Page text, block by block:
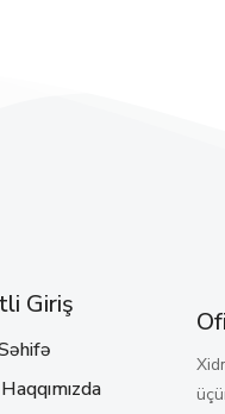
Giriş